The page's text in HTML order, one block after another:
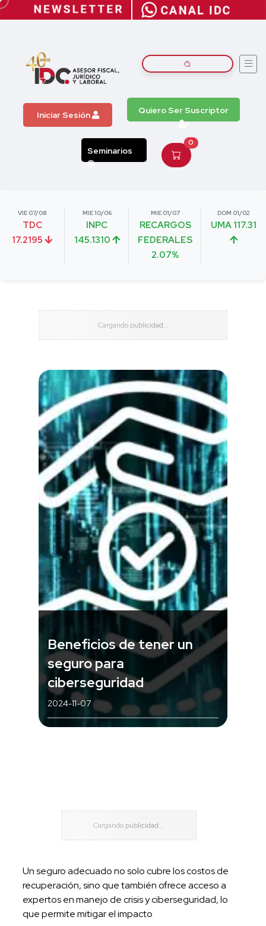
Iniciar Sesión Quiero Ser Suscriptor
Seminarios
0
VIE 07/08
TDC
17.2195
MIE 10/06
INPC
145.1310
MIE 01/07
RECARGOS
FEDERALES
2.07%
DOM 01/02
UMA 117.31
Beneficios de tener un
seguro para
ciberseguridad
2024-11-07
Un seguro adecuado no solo cubre los costos de
recuperación, sino que también ofrece acceso a
expertos en manejo de crisis y ciberseguridad, lo
que permite mitigar el impacto